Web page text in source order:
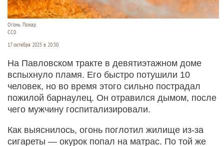
Огонь. Пожар.
CC0
17 октября 2025 в 20:30
На Павловском тракте в девятиэтажном доме
вспыхнуло пламя. Его быстро потушили 10
человек, но во время этого сильно пострадал
пожилой барнаулец. Он отравился дымом, после
чего мужчину госпитализировали.
Как выяснилось, огонь поглотил жилище из-за
сигареты — окурок попал на матрас. По той же